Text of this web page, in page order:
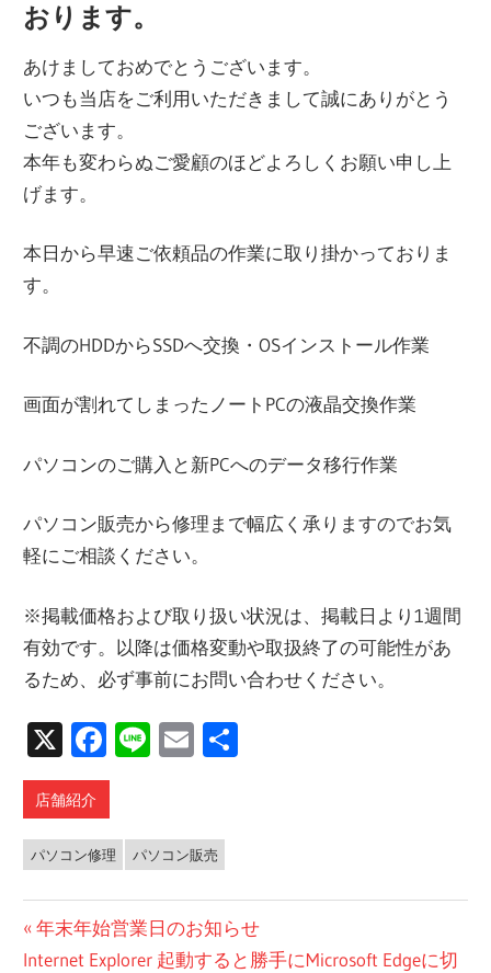
おります。
あけましておめでとうございます。
いつも当店をご利用いただきまして誠にありがとう
ございます。
本年も変わらぬご愛顧のほどよろしくお願い申し上
げます。
本日から早速ご依頼品の作業に取り掛かっておりま
す。
不調のHDDからSSDへ交換・OSインストール作業
画面が割れてしまったノートPCの液晶交換作業
パソコンのご購入と新PCへのデータ移行作業
パソコン販売から修理まで幅広く承りますのでお気
軽にご相談ください。
※掲載価格および取り扱い状況は、掲載日より1週間
有効です。以降は価格変動や取扱終了の可能性があ
るため、必ず事前にお問い合わせください。
X Facebook
LineEmail
店舗紹介
パソコン修理 パソコン販売
投
前
の
年末年始営業日のお知らせ
次
Internet Explorer 起動すると勝手にMicrosoft Edgeに切